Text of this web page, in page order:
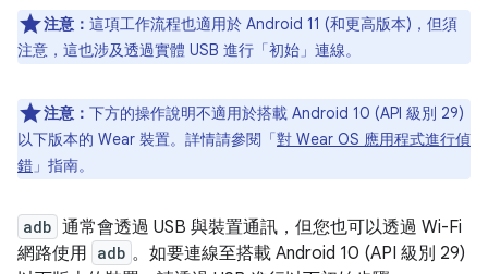
注意： 這項工作流程也適用於 Android 11 (和更高版本)，但須
注意，這也涉及透過實體 USB 進行「初始」連線。
注意： 下方的操作說明不適用於搭載 Android 10 (API 級別 29)
以下版本的 Wear 裝置。詳情請參閱「對 Wear OS 應用程式進行偵
錯 」指南。
adb 通常會透過 USB 與裝置通訊，但您也可以透過 Wi-Fi
網路使用 adb 。如要連線至搭載 Android 10 (API 級別 29)